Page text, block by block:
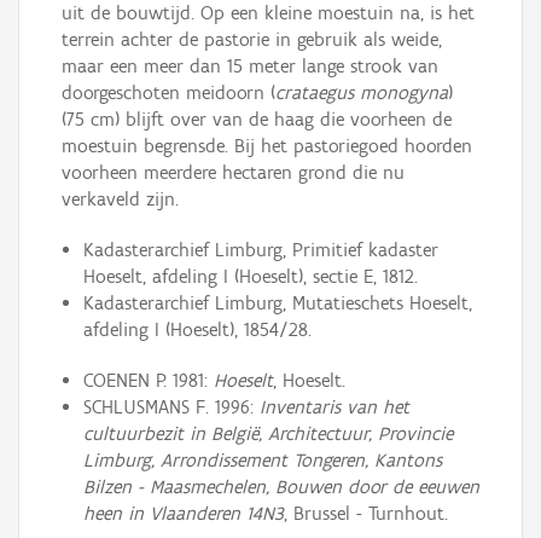
uit de bouwtijd. Op een kleine moestuin na, is het
terrein achter de pastorie in gebruik als weide,
maar een meer dan 15 meter lange strook van
doorgeschoten meidoorn (crataegus monogyna)
(75 cm) blijft over van de haag die voorheen de
moestuin begrensde. Bij het pastoriegoed hoorden
voorheen meerdere hectaren grond die nu
verkaveld zijn.
Kadasterarchief Limburg, Primitief kadaster
Hoeselt, afdeling I (Hoeselt), sectie E, 1812.
Kadasterarchief Limburg, Mutatieschets Hoeselt,
afdeling I (Hoeselt), 1854/28.
COENEN P. 1981: Hoeselt, Hoeselt.
SCHLUSMANS F. 1996: Inventaris van het
cultuurbezit in België, Architectuur, Provincie
Limburg, Arrondissement Tongeren, Kantons
Bilzen - Maasmechelen, Bouwen door de eeuwen
heen in Vlaanderen 14N3, Brussel - Turnhout.